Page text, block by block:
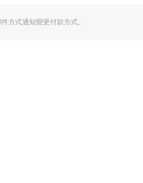
方式通知變更付款方式。